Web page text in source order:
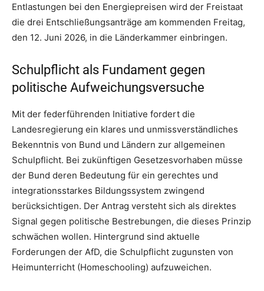
Entlastungen bei den Energiepreisen wird der Freistaat
die drei Entschließungsanträge am kommenden Freitag,
den 12. Juni 2026, in die Länderkammer einbringen.
Schulpflicht als Fundament gegen
politische Aufweichungsversuche
Mit der federführenden Initiative fordert die
Landesregierung ein klares und unmissverständliches
Bekenntnis von Bund und Ländern zur allgemeinen
Schulpflicht. Bei zukünftigen Gesetzesvorhaben müsse
der Bund deren Bedeutung für ein gerechtes und
integrationsstarkes Bildungssystem zwingend
berücksichtigen. Der Antrag versteht sich als direktes
Signal gegen politische Bestrebungen, die dieses Prinzip
schwächen wollen. Hintergrund sind aktuelle
Forderungen der AfD, die Schulpflicht zugunsten von
Heimunterricht (Homeschooling) aufzuweichen.